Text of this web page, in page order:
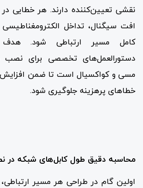
نقشی تعیین‌کننده دارند. هر خطایی
افت سیگنال، تداخل
کامل مسیر ارتباطی شود. هدف
دستورالعمل‌های تخصصی برای نصب
مسی و کواکسیال است تا ضمن افزایش
خطاهای پرهزینه جلوگیری شود.
محاسبه دقیق طول کابل‌های شبکه در
اولین گام در طراحی هر مسیر